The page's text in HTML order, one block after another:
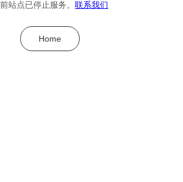
站点已停止服务。 联系我们
Home